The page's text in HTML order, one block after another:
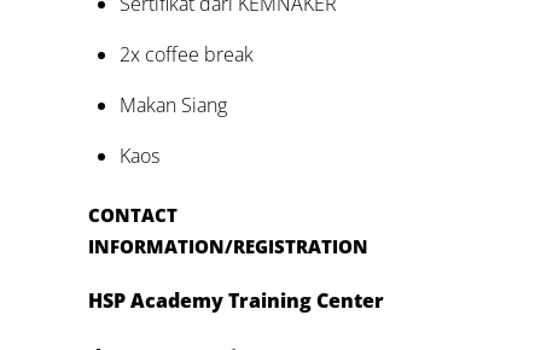
2x coffee break
Makan Siang
Kaos
CONTACT
INFORMATION/REGISTRATION
HSP Academy Training Center